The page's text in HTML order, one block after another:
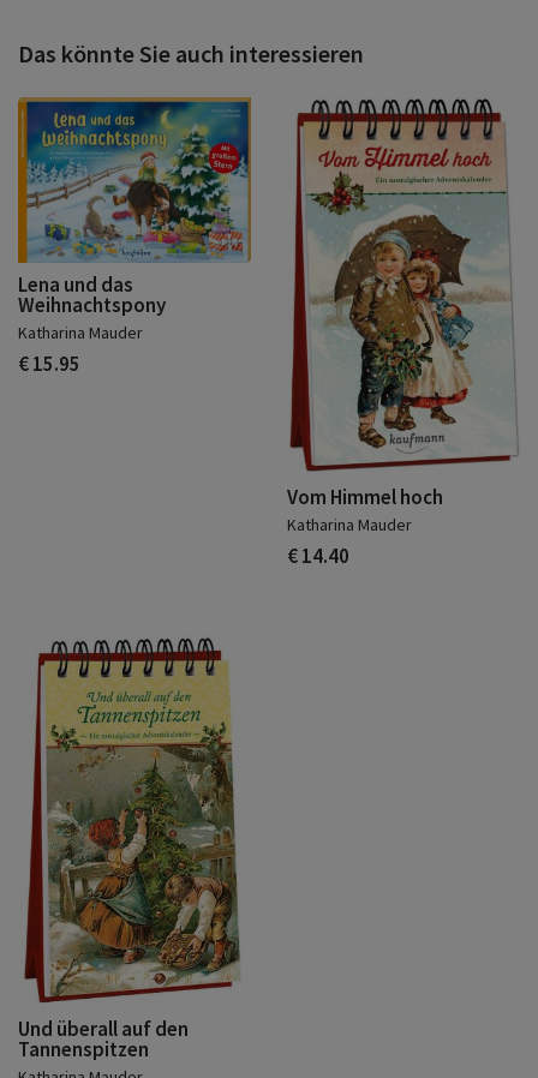
Das könnte Sie auch interessieren
Lena und das
Weihnachtspony
Katharina Mauder
€ 15.95
Vom Himmel hoch
Katharina Mauder
€ 14.40
Und überall auf den
Tannenspitzen